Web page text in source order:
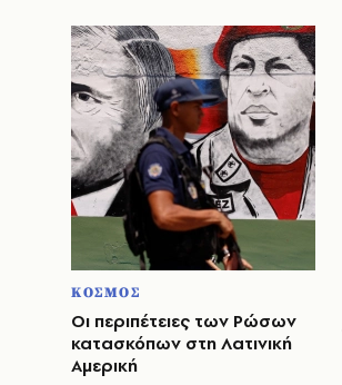
ΚΟΣΜΟΣ
Οι περιπέτειες των Ρώσων
κατασκόπων στη Λατινική
Αμερική